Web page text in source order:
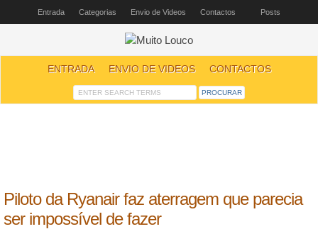
Entrada Categorias Envio de Videos Contactos Posts
ENTRADA ENVIO DE VIDEOS CONTACTOS
Piloto da Ryanair faz aterragem que parecia
ser impossível de fazer